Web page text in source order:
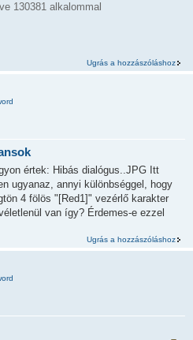
130381 alkalommal
Ugrás a hozzászóláshoz
értek: Hibás dialógus..JPG Itt
ugyanaz, annyi különbséggel, hogy
4 fölös "[Red1]" vezérlő karakter
van így? Érdemes-e ezzel
Ugrás a hozzászóláshoz